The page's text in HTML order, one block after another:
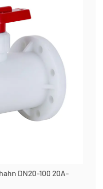
DN20-100 20A-